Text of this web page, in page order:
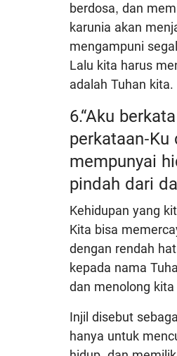
berdosa, dan
karunia akan
mengampuni
Lalu kita harus
adalah Tuhan kita.
6.“Aku
perkataan-Ku
mempunyai
pindah dari
Kehidupan yang
Kita bisa
dengan rendah
kepada nama
dan menolong
Injil disebut
hanya untuk